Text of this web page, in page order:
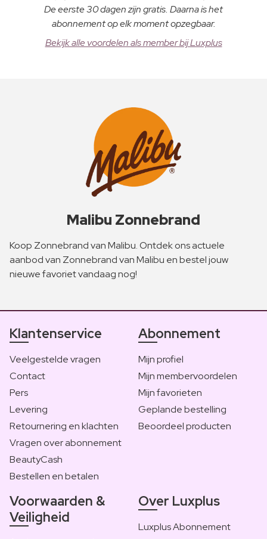
De eerste 30 dagen zijn gratis. Daarna is het
abonnement op elk moment opzegbaar.
Bekijk alle voordelen als member bij Luxplus
Malibu Zonnebrand
Koop Zonnebrand van Malibu. Ontdek ons actuele
aanbod van Zonnebrand van Malibu en bestel jouw
nieuwe favoriet vandaag nog!
Klantenservice
Veelgestelde vragen
Contact
Pers
Levering
Retournering en klachten
Vragen over abonnement
BeautyCash
Bestellen en betalen
Abonnement
Mijn profiel
Mijn membervoordelen
Mijn favorieten
Geplande bestelling
Beoordeel producten
Voorwaarden &
Veiligheid
Over Luxplus
Luxplus Abonnement